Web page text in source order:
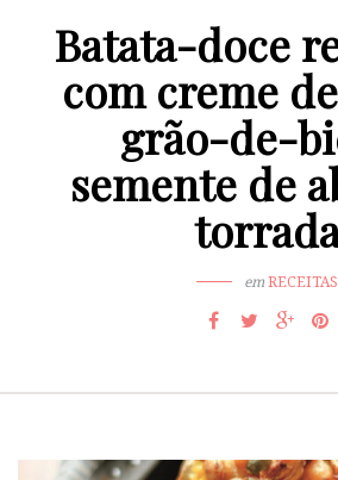
Batata-doce
com creme
grão-de-
semente de
emRECEITAS